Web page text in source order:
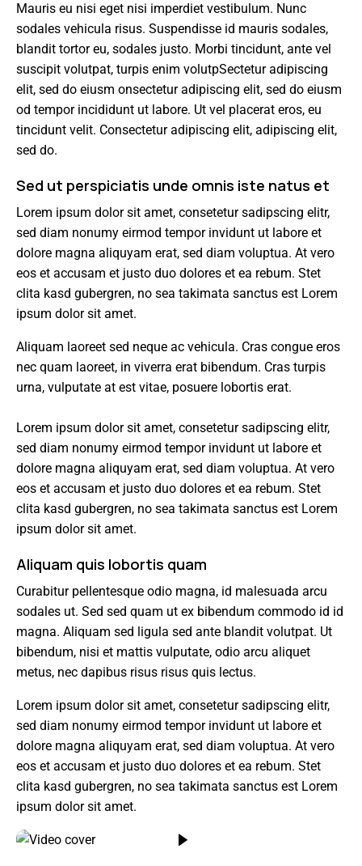
Mauris eu nisi eget nisi imperdiet vestibulum. Nunc
sodales vehicula risus. Suspendisse id mauris sodales,
blandit tortor eu, sodales justo. Morbi tincidunt, ante vel
suscipit volutpat, turpis enim volutpSectetur adipiscing
elit, sed do eiusm onsectetur adipiscing elit, sed do eiusm
od tempor incididunt ut labore. Ut vel placerat eros, eu
tincidunt velit. Consectetur adipiscing elit, adipiscing elit,
sed do.
Sed ut perspiciatis unde omnis iste natus et
Lorem ipsum dolor sit amet, consetetur sadipscing elitr,
sed diam nonumy eirmod tempor invidunt ut labore et
dolore magna aliquyam erat, sed diam voluptua. At vero
eos et accusam et justo duo dolores et ea rebum. Stet
clita kasd gubergren, no sea takimata sanctus est Lorem
ipsum dolor sit amet.
Aliquam laoreet sed neque ac vehicula. Cras congue eros
nec quam laoreet, in viverra erat bibendum. Cras turpis
urna, vulputate at est vitae, posuere lobortis erat.
Lorem ipsum dolor sit amet, consetetur sadipscing elitr,
sed diam nonumy eirmod tempor invidunt ut labore et
dolore magna aliquyam erat, sed diam voluptua. At vero
eos et accusam et justo duo dolores et ea rebum. Stet
clita kasd gubergren, no sea takimata sanctus est Lorem
ipsum dolor sit amet.
Aliquam quis lobortis quam
Curabitur pellentesque odio magna, id malesuada arcu
sodales ut. Sed sed quam ut ex bibendum commodo id id
magna. Aliquam sed ligula sed ante blandit volutpat. Ut
bibendum, nisi et mattis vulputate, odio arcu aliquet
metus, nec dapibus risus risus quis lectus.
Lorem ipsum dolor sit amet, consetetur sadipscing elitr,
sed diam nonumy eirmod tempor invidunt ut labore et
dolore magna aliquyam erat, sed diam voluptua. At vero
eos et accusam et justo duo dolores et ea rebum. Stet
clita kasd gubergren, no sea takimata sanctus est Lorem
ipsum dolor sit amet.